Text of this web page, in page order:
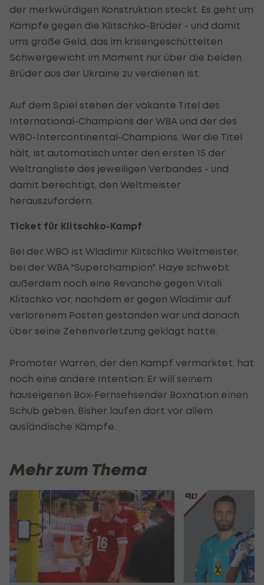
der merkwürdigen Konstruktion steckt. Es geht um
Kämpfe gegen die Klitschko-Brüder - und damit
ums große Geld, das im krisengeschüttelten
Schwergewicht im Moment nur über die beiden
Brüder aus der Ukraine zu verdienen ist.
Auf dem Spiel stehen der vakante Titel des
International-Champions der WBA und der des
WBO-Intercontinental-Champions. Wer die Titel
hält, ist automatisch unter den ersten 15 der
Weltrangliste des jeweiligen Verbandes - und
damit berechtigt, den Weltmeister
herauszufordern.
Ticket für Klitschko-Kampf
Bei der WBO ist Wladimir Klitschko Weltmeister,
bei der WBA "Superchampion". Haye schwebt
außerdem noch eine Revanche gegen Vitali
Klitschko vor, nachdem er gegen Wladimir auf
verlorenem Posten gestanden war und danach
über seine Zehenverletzung geklagt hatte.
Promoter Warren, der den Kampf vermarktet, hat
noch eine andere Intention: Er will seinem
hauseigenen Box-Fernsehsender Boxnation einen
Schub geben. Bisher laufen dort vor allem
ausländische Kämpfe.
Mehr zum Thema